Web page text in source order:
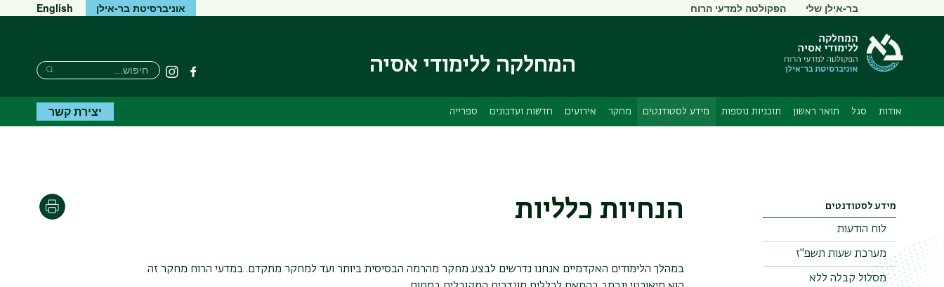
ראשי
תפריט
משני
בר-אילן שלי הפקולטה למדעי הרוח אוניברסיטת בר-אילן English
המחלקה ללימודי אסיה פייסבוקInstagram
חיפוש
חיפוש
חיפוש
אודות סגל תואר ראשון תוכניות נוספות מידע לסטודנטים מחקר אירועים חדשות ועדכונים ספרייה יצירת קשר
מידע לסטודנטים
לוח הודעות
מערכת שעות תשפ"ז
מסלול קבלה ללא
הנחיות כלליות הדפסה
במהלך הלימודים האקדמיים אנחנו נדרשים לבצע מחקר מהרמה הבסיסית ביותר ועד למחקר מתקדם. במדעי הרוח מחקר זה